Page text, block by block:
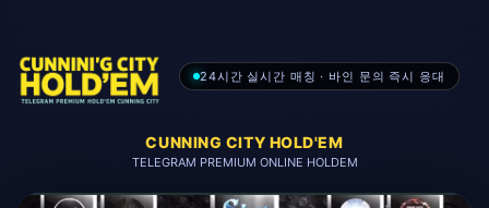
24시간 실시간 매칭 · 바인 문의 즉시 응대
CUNNING CITY HOLD'EM
TELEGRAM PREMIUM ONLINE HOLDEM